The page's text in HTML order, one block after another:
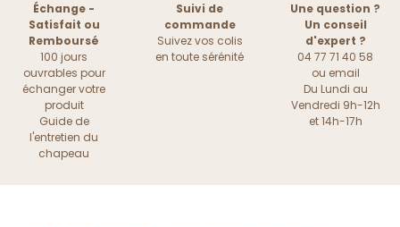
Échange -
Satisfait ou
Remboursé
100 jours
ouvrables pour
échanger votre
produit
Guide de
l'entretien du
chapeau
Suivi de
commande
Suivez vos colis
en toute sérénité
Une question ?
Un conseil
d'expert ?
04 77 71 40 58
ou email
Du Lundi au
Vendredi 9h-12h
et 14h-17h